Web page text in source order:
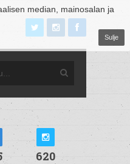
median, mainosalan ja
Sulje
620